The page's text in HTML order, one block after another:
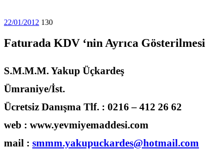
22/01/2012 130
Faturada KDV ‘nin Ayrıca Gösterilmesi
S.M.M.M. Yakup Üçkardeş
Ümraniye/İst.
Ücretsiz Danışma Tlf. : 0216 – 412 26 62
web : www.yevmiyemaddesi.com
mail : smmm.yakupuckardes@hotmail.com